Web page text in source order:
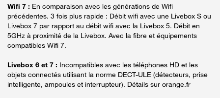
Wifi 7 : En comparaison avec les générations de Wifi
précédentes. 3 fois plus rapide : Débit wifi avec une Livebox S ou
Livebox 7 par rapport au débit wifi avec la Livebox 5. Débit en
5GHz à proximité de la Livebox. Avec la fibre et équipements
compatibles Wifi 7.
Livebox 6 et 7 : Incompatibles avec les téléphones HD et les
objets connectés utilisant la norme DECT-ULE (détecteurs, prise
intelligente, ampoules et interrupteur). Détails sur orange.fr